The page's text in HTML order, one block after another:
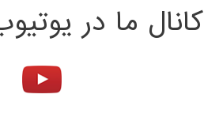
کانال ما در